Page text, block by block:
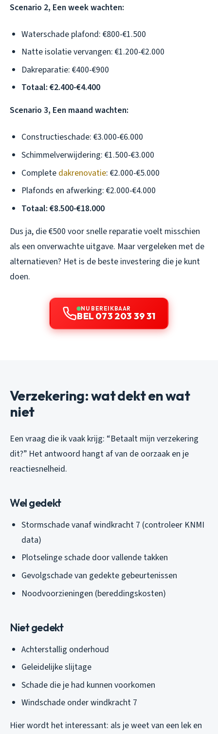
Scenario 2, Een week wachten:
Waterschade plafond: €800-€1.500
Natte isolatie vervangen: €1.200-€2.000
Dakreparatie: €400-€900
Totaal: €2.400-€4.400
Scenario 3, Een maand wachten:
Constructieschade: €3.000-€6.000
Schimmelverwijdering: €1.500-€3.000
Complete dakrenovatie: €2.000-€5.000
Plafonds en afwerking: €2.000-€4.000
Totaal: €8.500-€18.000
Dus ja, die €500 voor snelle reparatie voelt misschien
als een onverwachte uitgave. Maar vergeleken met de
alternatieven? Het is de beste investering die je kunt
doen.
NU BEREIKBAAR
BEL 073 203 39 31
Verzekering: wat dekt en wat
niet
Een vraag die ik vaak krijg: “Betaalt mijn verzekering
dit?” Het antwoord hangt af van de oorzaak en je
reactiesnelheid.
Wel gedekt
Stormschade vanaf windkracht 7 (controleer KNMI
data)
Plotselinge schade door vallende takken
Gevolgschade van gedekte gebeurtenissen
Noodvoorzieningen (bereddingskosten)
Niet gedekt
Achterstallig onderhoud
Geleidelijke slijtage
Schade die je had kunnen voorkomen
Windschade onder windkracht 7
Hier wordt het interessant: als je weet van een lek en